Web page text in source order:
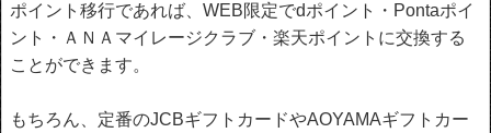
ポイント移行であれば、WEB限定でdポイント・Pontaポイ
ント・ＡＮＡマイレージクラブ・楽天ポイントに交換する
ことができます。
もちろん、定番のJCBギフトカードやAOYAMAギフトカー